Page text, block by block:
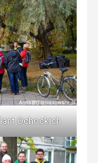
Ochockich